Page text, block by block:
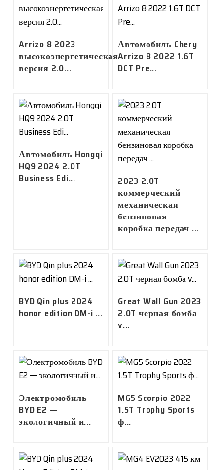
Arrizo 8 2023
высокоэнергетическая
версия 2.0...
Автомобиль Chery
Arrizo 8 2022 1.6T
DCT Pre...
Автомобиль Hongqi
HQ9 2024 2.0T
Business Edi...
2023 2.0T
коммерческий
механическая
бензиновая
коробка передач ...
BYD Qin plus 2024
honor edition DM-i ...
Great Wall Gun 2023
2.0T черная бомба
v...
Электромобиль
BYD E2 —
экологичный и...
MG5 Scorpio 2022
1.5T Trophy Sports
ф...